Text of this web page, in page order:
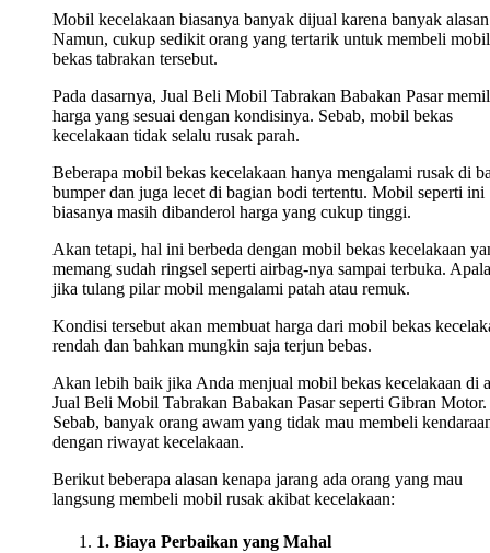
Mobil kecelakaan biasanya banyak dijual karena banyak
Namun, cukup sedikit orang yang tertarik untuk membeli mobil
bekas tabrakan tersebut.
Pada dasarnya, Jual Beli Mobil Tabrakan Babakan Pasar
harga yang sesuai dengan kondisinya. Sebab, mobil bekas
kecelakaan tidak selalu rusak parah.
Beberapa mobil bekas kecelakaan hanya mengalami rusak di
bumper dan juga lecet di bagian bodi tertentu. Mobil seperti ini
biasanya masih dibanderol harga yang cukup tinggi.
Akan tetapi, hal ini berbeda dengan mobil bekas kecelakaan
memang sudah ringsel seperti airbag-nya sampai terbuka.
jika tulang pilar mobil mengalami patah atau remuk.
Kondisi tersebut akan membuat harga dari mobil bekas
rendah dan bahkan mungkin saja terjun bebas.
Akan lebih baik jika Anda menjual mobil bekas kecelakaan di
Jual Beli Mobil Tabrakan Babakan Pasar seperti Gibran Motor.
Sebab, banyak orang awam yang tidak mau membeli
dengan riwayat kecelakaan.
Berikut beberapa alasan kenapa jarang ada orang yang mau
langsung membeli mobil rusak akibat kecelakaan:
1. Biaya Perbaikan yang Mahal